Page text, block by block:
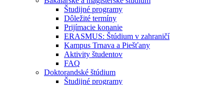
Študijné programy
Dôležité termíny
Prijímacie konanie
ERASMUS: Štúdium v zahraničí
Kampus Trnava a Piešťany
Aktivity študentov
FAQ
Doktorandské štúdium
Študijné programy